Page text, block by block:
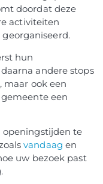
doordat deze
activiteiten
hun
andere stops
maar ook een
een
openingstijden te
vandaag en
uw bezoek past